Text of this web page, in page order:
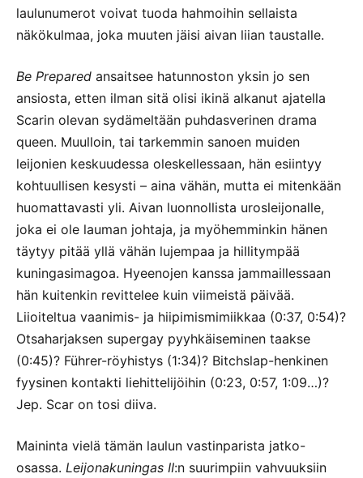
laulunumerot voivat tuoda hahmoihin sellaista
näkökulmaa, joka muuten jäisi aivan liian taustalle.
Be Prepared ansaitsee hatunnoston yksin jo sen
ansiosta, etten ilman sitä olisi ikinä alkanut ajatella
Scarin olevan sydämeltään puhdasverinen drama
queen. Muulloin, tai tarkemmin sanoen muiden
leijonien keskuudessa oleskellessaan, hän esiintyy
kohtuullisen kesysti – aina vähän, mutta ei mitenkään
huomattavasti yli. Aivan luonnollista urosleijonalle,
joka ei ole lauman johtaja, ja myöhemminkin hänen
täytyy pitää yllä vähän lujempaa ja hillitympää
kuningasimagoa. Hyeenojen kanssa jammaillessaan
hän kuitenkin revittelee kuin viimeistä päivää.
Liioiteltua vaanimis- ja hiipimismimiikkaa (0:37, 0:54)?
Otsaharjaksen supergay pyyhkäiseminen taakse
(0:45)? Führer-röyhistys (1:34)? Bitchslap-henkinen
fyysinen kontakti liehittelijöihin (0:23, 0:57, 1:09…)?
Jep. Scar on tosi diiva.
Maininta vielä tämän laulun vastinparista jatko-
osassa. Leijonakuningas II:n suurimpiin vahvuuksiin